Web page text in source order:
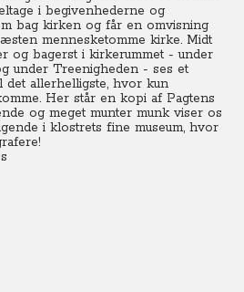
i begivenhederne og
bag kirken og får en omvisning
mennesketomme kirke. Midt
og bagerst i kirkerummet - under
under Treenigheden - ses et
allerhelligste, hvor kun
Her står en kopi af Pagtens
og meget munter munk viser os
i klostrets fine museum, hvor